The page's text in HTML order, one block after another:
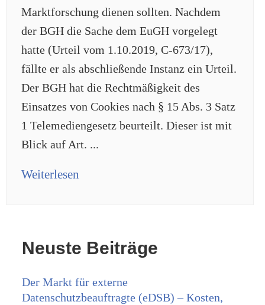
Marktforschung dienen sollten. Nachdem
der BGH die Sache dem EuGH vorgelegt
hatte (Urteil vom 1.10.2019, C-673/17),
fällte er als abschließende Instanz ein Urteil.
Der BGH hat die Rechtmäßigkeit des
Einsatzes von Cookies nach § 15 Abs. 3 Satz
1 Telemediengesetz beurteilt. Dieser ist mit
Blick auf Art. ...
Weiterlesen
Neuste Beiträge
Der Markt für externe
Datenschutzbeauftragte (eDSB) – Kosten,